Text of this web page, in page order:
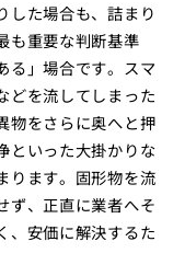
した場合も、詰まり
も重要な判断基準
る」場合です。スマ
どを流してしまった
物をさらに奥へと押
といった大掛かりな
ります。固形物を流
ず、正直に業者へそ
、安価に解決するた